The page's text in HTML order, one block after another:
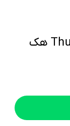
Thumb Drift - Furious Racing هک